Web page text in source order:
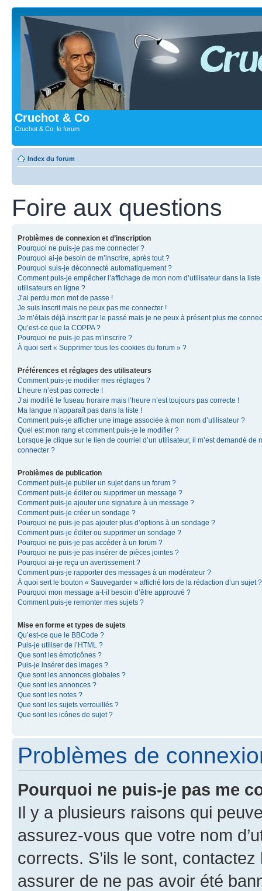
Cruchot & Co
Cruchot & Co, le forum
Index du forum
Foire aux questions
Problèmes de connexion et d’inscription
Pourquoi ne puis-je pas me connecter ?
Pourquoi ai-je besoin de m’inscrire, après tout ?
Pourquoi suis-je déconnecté automatiquement ?
Comment puis-je empêcher l’affichage de mon nom d’utilisateur dans la liste
utilisateurs en ligne ?
J’ai perdu mon mot de passe !
Je suis inscrit mais ne peux pas me connecter !
Je m’étais déjà inscrit par le passé mais je ne peux à présent plus me
Qu’est-ce que la COPPA ?
Pourquoi ne puis-je pas m’inscrire ?
À quoi sert « Supprimer tous les cookies du forum » ?
Préférences et réglages des utilisateurs
Comment puis-je modifier mes réglages ?
L’heure n’est pas correcte !
J’ai modifié le fuseau horaire mais l’heure n’est toujours pas correcte !
Ma langue n’apparaît pas dans la liste !
Comment puis-je afficher une image associée à mon nom d’utilisateur ?
Quel est mon rang et comment puis-je le modifier ?
Lorsque je clique sur le lien de courriel d’un utilisateur, il m’est demandé de
connecter ?
Problèmes de publication
Comment puis-je publier un sujet dans un forum ?
Comment puis-je éditer ou supprimer un message ?
Comment puis-je ajouter une signature à un message ?
Comment puis-je créer un sondage ?
Pourquoi ne puis-je pas ajouter plus d’options à un sondage ?
Comment puis-je éditer ou supprimer un sondage ?
Pourquoi ne puis-je pas accéder à un forum ?
Pourquoi ne puis-je pas insérer de pièces jointes ?
Pourquoi ai-je reçu un avertissement ?
Comment puis-je rapporter des messages à un modérateur ?
À quoi sert le bouton « Sauvegarder » affiché lors de la rédaction d’un sujet ?
Pourquoi mon message a-t-il besoin d’être approuvé ?
Comment puis-je remonter mes sujets ?
Mise en forme et types de sujets
Qu’est-ce que le BBCode ?
Puis-je utiliser de l’HTML ?
Que sont les émoticônes ?
Puis-je insérer des images ?
Que sont les annonces globales ?
Que sont les annonces ?
Que sont les notes ?
Que sont les sujets verrouillés ?
Que sont les icônes de sujet ?
Problèmes de
Pourquoi ne puis-je pas me
Il y a plusieurs raisons qui
assurez-vous que votre nom
corrects. S’ils le sont,
assurer de ne pas avoir été